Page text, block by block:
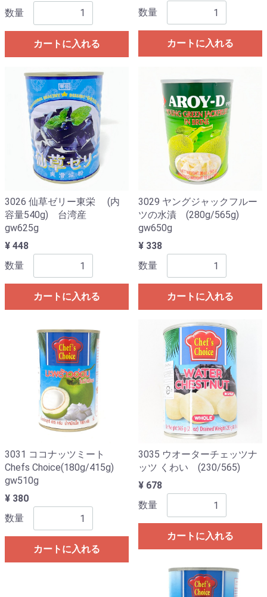
数量
カートに入れる
数量
カートに入れる
3026 仙草ゼリー東栄 (内
容量540g) 台湾産
gw625g
¥ 448
数量
カートに入れる
3029 ヤングジャックフルー
ツの水漬 (280g/565g)
gw650g
¥ 338
数量
カートに入れる
3031 ココナッツミート
Chefs Choice(180g/415g)
gw510g
¥ 380
数量
カートに入れる
3035 ウオーターチェッツナ
ッツ くわい (230/565)
¥ 678
数量
カートに入れる